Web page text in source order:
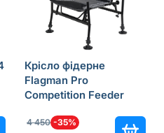
Крісло фідерне
Flagman Pro
Competition Feeder
4 450 -35%